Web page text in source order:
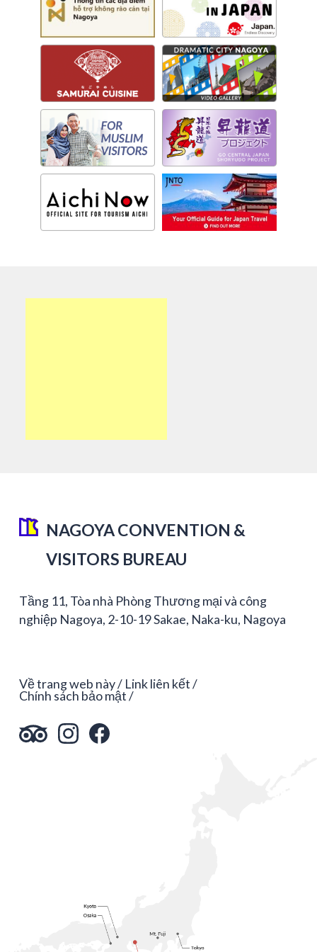
NAGOYA CONVENTION &
VISITORS BUREAU
Tầng 11, Tòa nhà Phòng Thương mại và công
nghiệp Nagoya, 2-10-19 Sakae, Naka-ku, Nagoya
Về trang web này Link liên kết
Chính sách bảo mật